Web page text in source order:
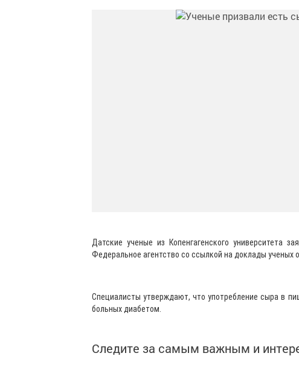
Датские ученые из Копенгагенского университета
Федеральное агентство со ссылкой на доклады ученых
Специалисты утверждают, что употребление сыра в
больных диабетом.
Следите за самым важным и